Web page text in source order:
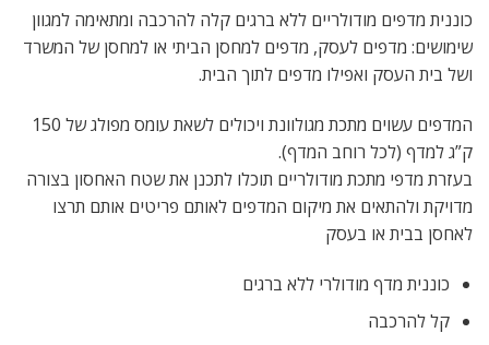
כוננית מדפים מודולריים ללא ברגים קלה להרכבה ומתאימה למגוון
שימושים: מדפים לעסק, מדפים למחסן הביתי או למחסן של המשרד
ושל בית העסק ואפילו מדפים לתוך הבית.
המדפים עשוים מתכת מגולוונת ויכולים לשאת עומס מפולג של 150
ק”ג למדף (לכל רוחב המדף).
בעזרת מדפי מתכת מודולריים תוכלו לתכנן את שטח האחסון בצורה
מדויקת ולהתאים את מיקום המדפים לאותם פריטים אותם תרצו
לאחסן בבית או בעסק
כוננית מדף מודולרי ללא ברגים
קל להרכבה